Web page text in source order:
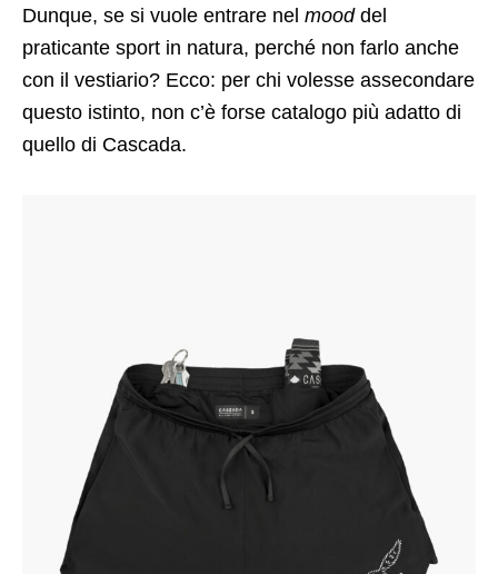
Dunque, se si vuole entrare nel mooddel
praticante sport in natura, perché non farlo anche
con il vestiario? Ecco: per chi volesse assecondare
questo istinto, non c’è forse catalogo più adatto di
quello di Cascada.